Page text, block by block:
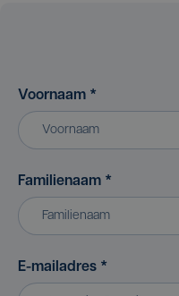
Voornaam *
Familienaam *
E-mailadres *